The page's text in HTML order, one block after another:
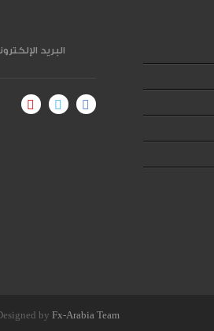
البريد
by Fx-Arabia Team